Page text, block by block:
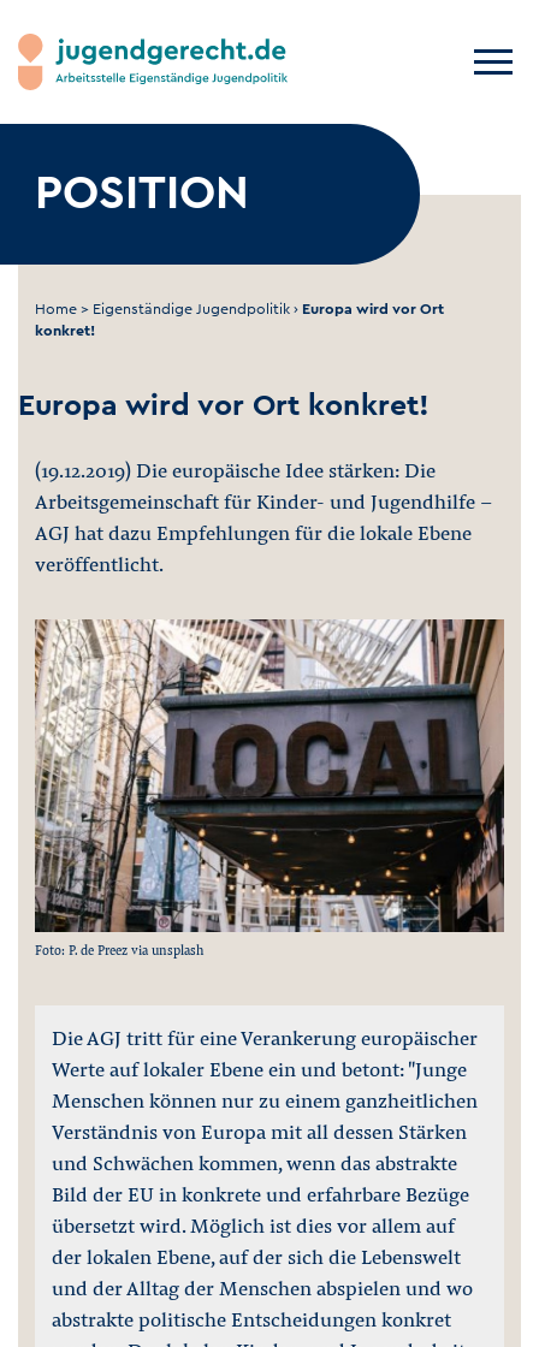
POSITION
Home > Eigenständige Jugendpolitik › Europa wird vor Ort
konkret!
Europa wird vor Ort konkret!
(19.12.2019) Die europäische Idee stärken: Die
Arbeitsgemeinschaft für Kinder- und Jugendhilfe -
AGJ hat dazu Empfehlungen für die lokale Ebene
veröffentlicht.
Foto: P. de Preez via unsplash
Die AGJ tritt für eine Verankerung europäischer
Werte auf lokaler Ebene ein und betont: "Junge
Menschen können nur zu einem ganzheitlichen
Verständnis von Europa mit all dessen Stärken
und Schwächen kommen, wenn das abstrakte
Bild der EU in konkrete und erfahrbare Bezüge
übersetzt wird. Möglich ist dies vor allem auf
der lokalen Ebene, auf der sich die Lebenswelt
und der Alltag der Menschen abspielen und wo
abstrakte politische Entscheidungen konkret